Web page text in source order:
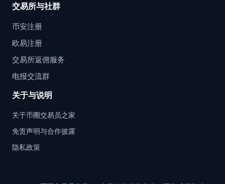
交易所与社群
币安注册
欧易注册
交易所返佣服务
电报交流群
关于与说明
关于币圈交易员之家
免责声明与合作披露
隐私政策